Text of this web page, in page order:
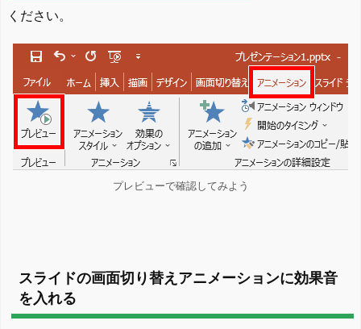
ください。
プレビューで確認してみよう
スライドの画面切り替えアニメーションに効果音
を入れる